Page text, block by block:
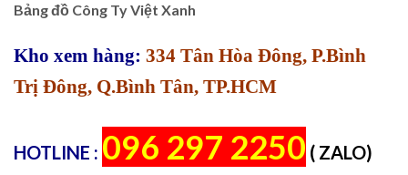
Bảng đồ Công Ty Việt Xanh
Kho xem hàng: 334 Tân Hòa Đông, P.Bình
Trị Đông, Q.Bình Tân, TP.HCM
HOTLINE : 096 297 2250 ( ZALO)